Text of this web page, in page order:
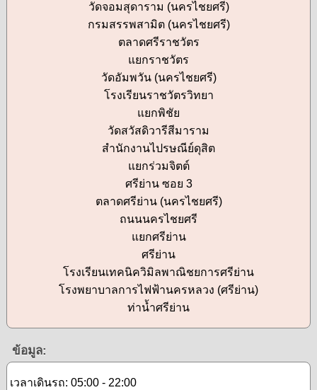
วัดจอมสุดาราม (นครไชยศรี)
กรมสรรพสามิต (นครไชยศรี)
ตลาดศรีราชวัตร
แยกราชวัตร
วัดอัมพวัน (นครไชยศรี)
โรงเรียนราชวัตรวิทยา
แยกพิชัย
วัดสวัสดิวารีสีมาราม
สำนักงานไปรษณีย์ดุสิต
แยกร่วมจิตต์
ศรีย่าน ซอย 3
ตลาดศรีย่าน (นครไชยศรี)
ถนนนครไชยศรี
แยกศรีย่าน
ศรีย่าน
โรงเรียนเทคนิควิมิลพาณิชยการศรีย่าน
โรงพยาบาลการไฟฟ้านครหลวง (ศรีย่าน)
ท่าน้ำศรีย่าน
ข้อมูล:
เวลาเดินรถ: 05:00 - 22:00